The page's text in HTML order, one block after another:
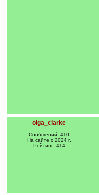
olga_clarke
Сообщений: 410
На сайте с 2024 г.
Рейтинг: 414